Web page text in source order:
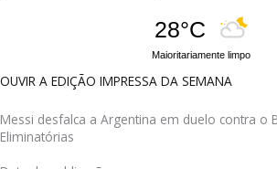
28°C
Maioritariamente limpo
OUVIR A EDIÇÃO IMPRESSA DA SEMANA
Messi desfalca a Argentina em duelo contra o
Eliminatórias